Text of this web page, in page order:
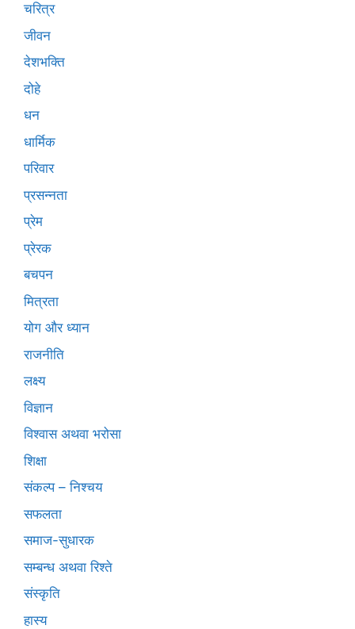
चरित्र
जीवन
देशभक्ति
दोहे
धन
धार्मिक
परिवार
प्रसन्नता
प्रेम
प्रेरक
बचपन
मित्रता
योग और ध्यान
राजनीति
लक्ष्य
विज्ञान
विश्वास अथवा भरोसा
शिक्षा
संकल्प – निश्चय
सफलता
समाज-सुधारक
सम्बन्ध अथवा रिश्ते
संस्कृति
हास्य